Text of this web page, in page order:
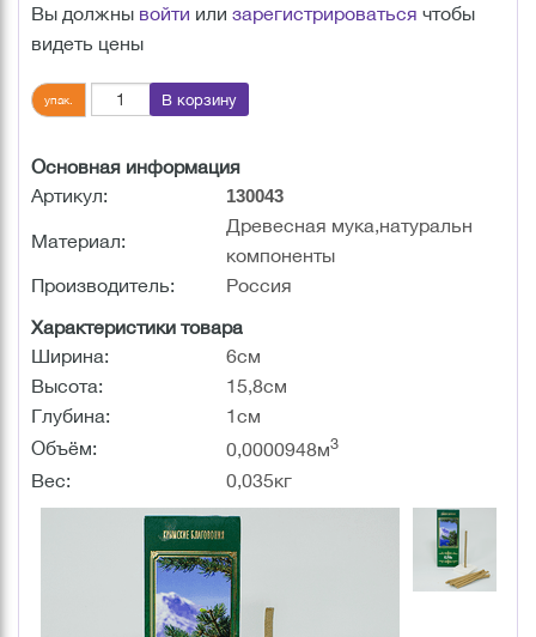
Вы должны войти или зарегистрироваться чтобы
видеть цены
упак. В корзину
Основная информация
Артикул:
130043
Материал:
Древесная мука,натуральн
компоненты
Производитель:
Россия
Характеристики товара
Ширина:
6см
Высота:
15,8см
Глубина:
1см
Объём:
0,0000948м3
Вес: 0,035кг